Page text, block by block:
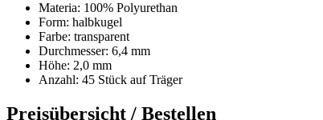
Materia: 100% Polyurethan
Form: halbkugel
Farbe: transparent
Durchmesser: 6,4 mm
Höhe: 2,0 mm
Anzahl: 45 Stück auf Träger
Preisübersicht / Bestellen